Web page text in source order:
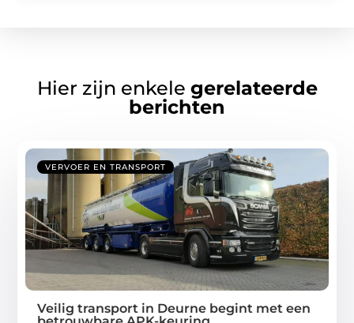
Hier zijn enkele gerelateerde
berichten
VERVOER EN TRANSPORT
Veilig transport in Deurne begint met een